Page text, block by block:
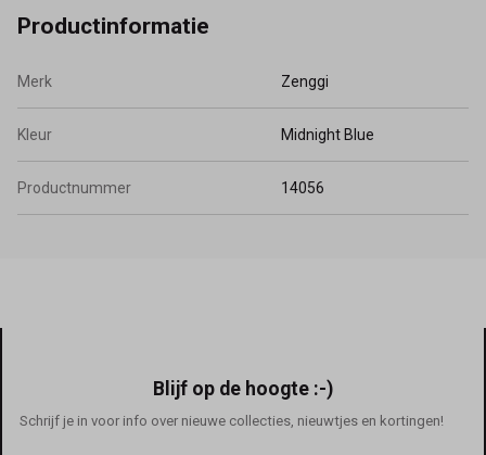
Productinformatie
Merk Zenggi
Kleur Midnight Blue
Productnummer 14056
Blijf op de hoogte :-)
Schrijf je in voor info over nieuwe collecties, nieuwtjes en kortingen!